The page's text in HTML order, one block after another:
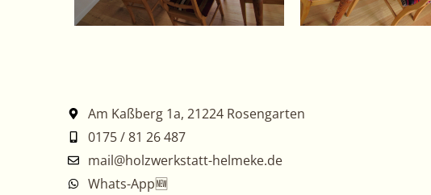
Am Kaßberg 1a, 21224 Rosengarten
0175 / 81 26 487
mail@holzwerkstatt-helmeke.de
Whats-App🆕